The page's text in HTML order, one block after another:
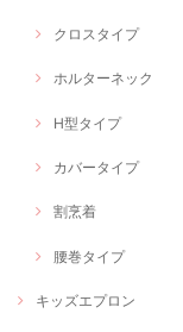
クロスタイプ
ホルターネック
H型タイプ
カバータイプ
割烹着
腰巻タイプ
キッズエプロン